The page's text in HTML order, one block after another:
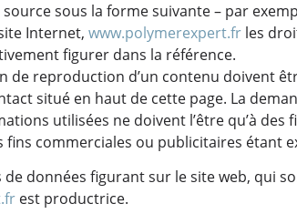
sous la forme suivante – par
Internet, www.polymerexpert.fr les
figurer dans la référence.
de reproduction d’un contenu doivent
situé en haut de cette page. La
utilisées ne doivent l’être qu’à
commerciales ou publicitaires étant
de données figurant sur le site web, qui
est productrice.